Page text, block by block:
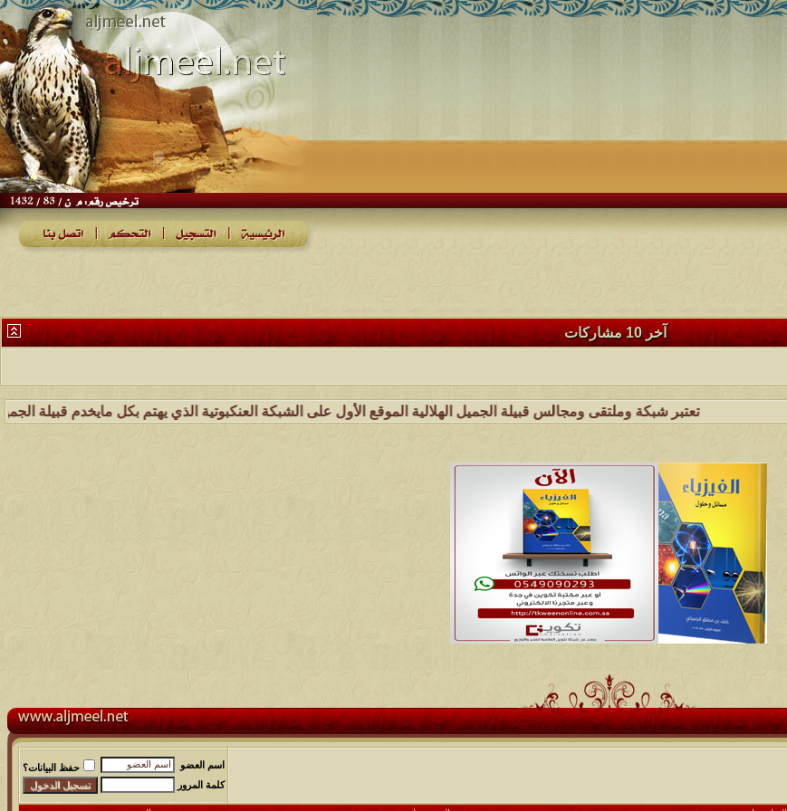
آخر 10 مشاركات
تعتبر شبكة وملتقى ومجالس قبيلة الجميل الهلالية الموقع الأول على الشبكة العنكبوتية الذي يهتم بكل مايخدم قبيلة الجميل (
اسم العضو
حفظ البيانات؟
كلمة المرور